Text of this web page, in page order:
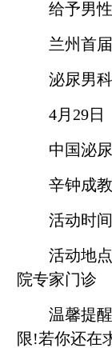
给予男性
兰州首届
泌尿男科
4月29日
中国泌尿
辛钟成教
活动时间
活动地点
院专家门诊
温馨提醒
限!若你还在